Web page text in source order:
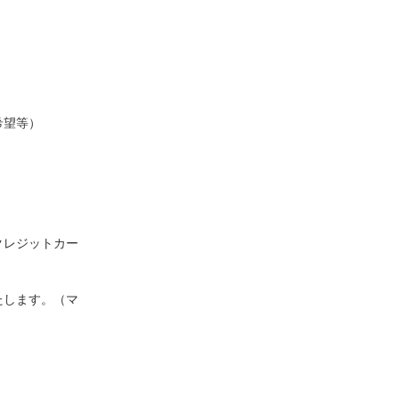
等）
ジットカー
ます。（マ